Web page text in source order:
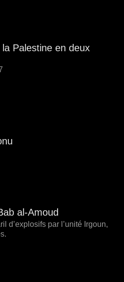
la Palestine en deux
al-Amoud
d’explosifs par l’unité Irgoun,